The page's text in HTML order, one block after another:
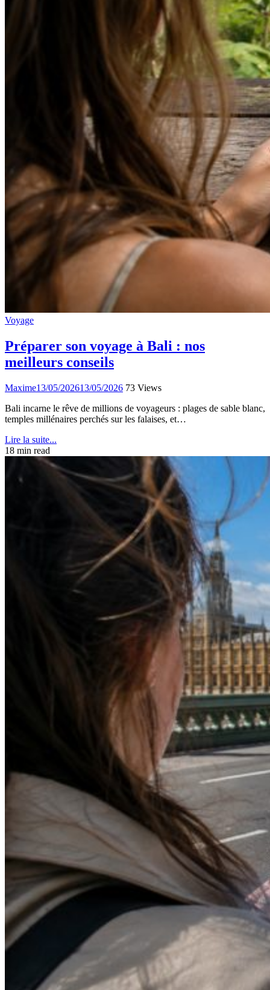
Voyage
Préparer son voyage à Bali : nos
meilleurs conseils
Maxime13/05/202613/05/2026 73 Views
Bali incarne le rêve de millions de voyageurs : plages de sable blanc,
temples millénaires perchés sur les falaises, et…
Lire la suite...
18 min read